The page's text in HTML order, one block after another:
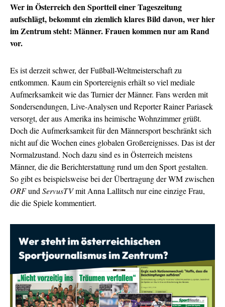
Wer in Österreich den Sportteil einer Tageszeitung
aufschlägt, bekommt ein ziemlich klares Bild davon, wer hier
im Zentrum steht: Männer. Frauen kommen nur am Rand
vor.
Es ist derzeit schwer, der Fußball-Weltmeisterschaft zu
entkommen. Kaum ein Sportereignis erhält so viel mediale
Aufmerksamkeit wie das Turnier der Männer. Fans werden mit
Sondersendungen, Live-Analysen und Reporter Rainer Pariasek
versorgt, der aus Amerika ins heimische Wohnzimmer grüßt.
Doch die Aufmerksamkeit für den Männersport beschränkt sich
nicht auf die Wochen eines globalen Großereignisses. Das ist der
Normalzustand. Noch dazu sind es in Österreich meistens
Männer, die die Berichterstattung rund um den Sport gestalten.
So gibt es beispielsweise bei der Übertragung der WM zwischen
ORFund ServusTVmit Anna Lallitsch nur eine einzige Frau,
die die Spiele kommentiert.